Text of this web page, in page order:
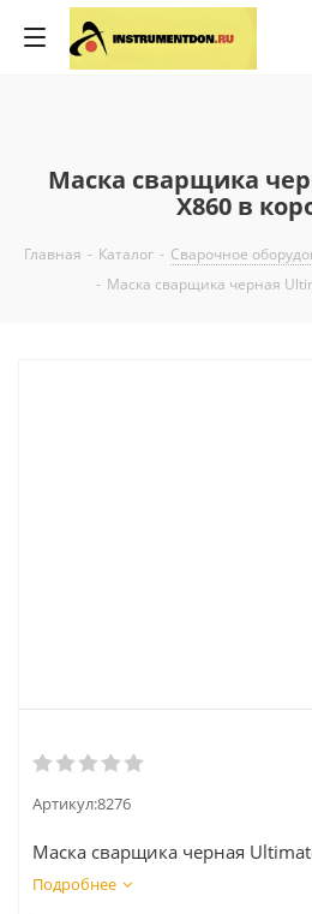
Маска сварщика
X860 в
Главная - Каталог - Сварочное
- Маска сварщика черная
Артикул:8276
Маска сварщика черная
Подробнее